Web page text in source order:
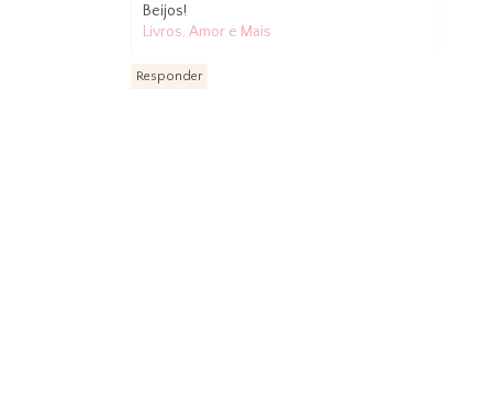
Beijos!
Livros, Amor e Mais
Responder